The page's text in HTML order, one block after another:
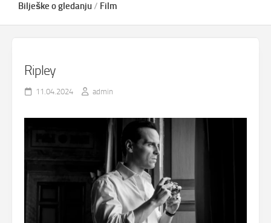
Bilješke o gledanju/ Film
Ripley
11.04.2024 admin